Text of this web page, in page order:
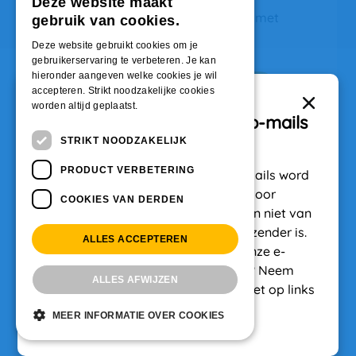
amsterdam.mijndak.nl! Log direct in met
Bekijk het aanbod
gebruik van cookies.
Deze website gebruikt cookies om je
gebruikerservaring te verbeteren. Je kan
hieronder aangeven welke cookies je wil
accepteren. Strikt noodzakelijke cookies
worden altijd geplaatst.
STRIKT NOODZAKELIJK
PRODUCT VERBETERING
COOKIES VAN DERDEN
ALLES ACCEPTEREN
ALLES AFWIJZEN
MEER INFORMATIE OVER COOKIES
Belangrijk: Pas op voor nep-mails
Er zijn op dit moment nep-mails
(phishingmails) in omloop. In deze mails word
je gevraagd om verlengingskosten voor
WoningNet te betalen. Deze mails zijn niet van
ons. Controleer altijd goed wie de afzender is.
Wij sturen ook nooit betaallinks in onze e-
mails. Twijfel je of een e-mail echt is? Neem
dan eerst contact met ons op. Klik niet op links
en doe geen betaling.